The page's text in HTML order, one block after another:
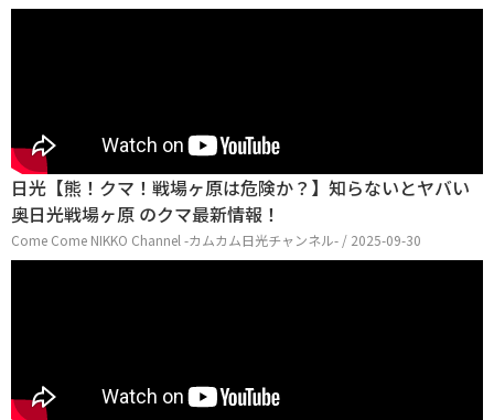
日光【熊！クマ！戦場ヶ原は危険か？】知らないとヤバい
奥日光戦場ヶ原 のクマ最新情報！
Come Come NIKKO Channel -カムカム日光チャンネル- / 2025-09-30